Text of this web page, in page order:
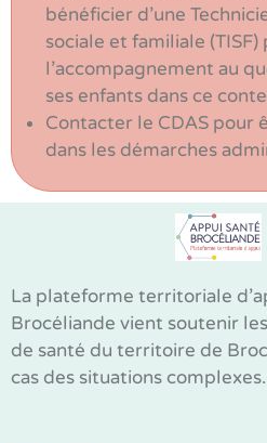
bénéficier d’une
sociale et familiale (TISF)
l’accompagnement au
ses enfants dans ce
Contacter le CDAS pour
dans les démarches
La plateforme territoriale
Brocéliande vient soutenir
de santé du territoire de
cas des situations complexes.